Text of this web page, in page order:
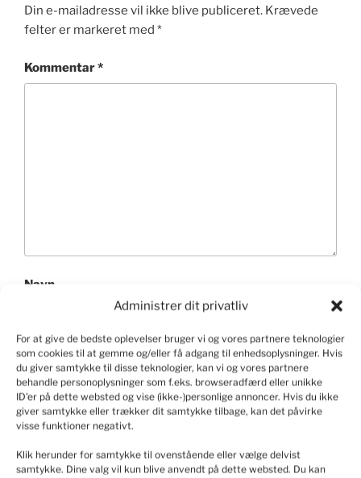
Administrer dit privatliv
For at give de bedste oplevelser bruger vi og vores partnere teknologier
som cookies til at gemme og/eller få adgang til enhedsoplysninger. Hvis
du giver samtykke til disse teknologier, kan vi og vores partnere
behandle personoplysninger som f.eks. browseradfærd eller unikke
ID'er på dette websted og vise (ikke-)personlige annoncer. Hvis du ikke
giver samtykke eller trækker dit samtykke tilbage, kan det påvirke
visse funktioner negativt.
Klik herunder for samtykke til ovenstående eller vælge delvist
samtykke. Dine valg vil kun blive anvendt på dette websted. Du kan
Din e-mailadresse vil ikke blive publiceret. Krævede
felter er markeret med *
Kommentar*
Navn
E-mail
Websted